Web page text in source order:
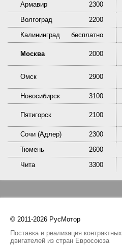
Армавир 2300
Волгоград
2200
Калининград
бесплатно
Москва 2000
Омск 2900
Новосибирск 3100
Пятигорск 2100
Сочи (Адлер) 2300
Тюмень
2600
Чита
3300
© 2011-2026 РусМотор
Поставка и реализация контрактных
двигателей из стран Евросоюза